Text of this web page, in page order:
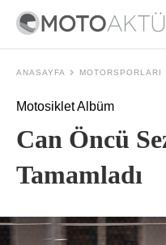
ANASAYFA MOTORSPORLARI
Motosiklet Albüm
Can Öncü
Tamamladı